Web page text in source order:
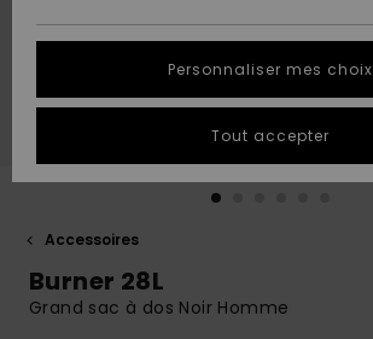
A
Découvrir
A
Découvrir
tailles
conversation
à votre
QUIKSILVER
Accessoires
Burner 28L
Grand sac à dos Noir Homme
Personnaliser mes choix
Tout accepter